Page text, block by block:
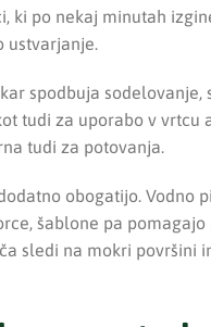
ki po nekaj minutah
ustvarjanje.
spodbuja sodelovanje,
tudi za uporabo v vrtcu
tudi za potovanja.
obogatijo. Vodno
šablone pa
sledi na mokri površini